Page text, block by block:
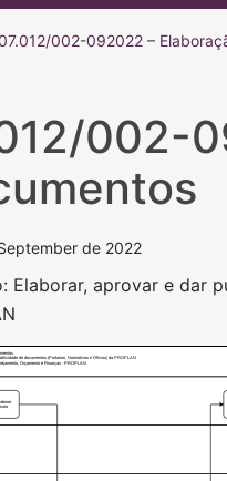
002-092022 –
002-
de 2022
Elaborar, aprovar e dar
de documentos (Portarias, Normativas e Ofícios) da PROPLAN
Orçamento e Finanças - PROPLAN